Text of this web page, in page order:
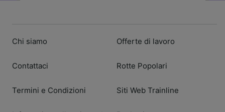
Chi siamo
Contattaci
Termini e Condizioni
Offerte di lavoro
Rotte Popolari
Siti Web Trainline